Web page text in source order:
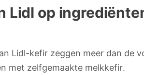
Lidl op
Lidl-kefir zeggen meer dan de
met zelfgemaakte melkkefir.